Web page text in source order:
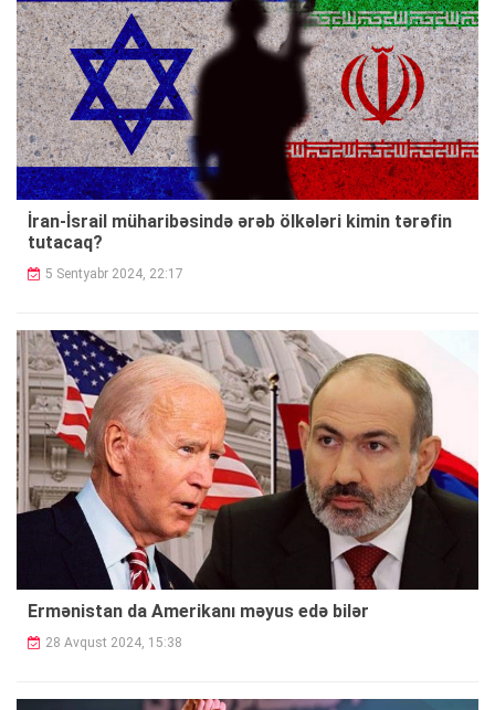
İran-İsrail müharibəsində ərəb ölkələri kimin tərəfin
tutacaq?
5 Sentyabr 2024, 22:17
Ermənistan da Amerikanı məyus edə bilər
28 Avqust 2024, 15:38